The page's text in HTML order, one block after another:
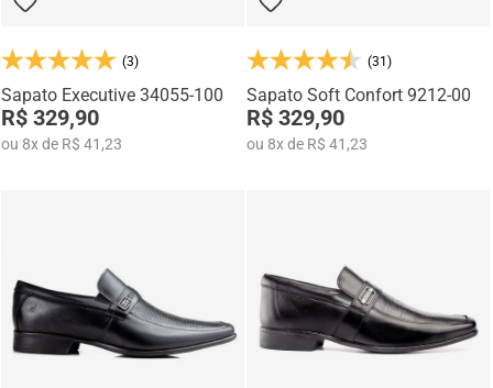
(3)
Sapato Executive 34055-100
R$ 329,90
ou 8xde R$ 41,23
(31)
Sapato Soft Confort 9212-00
R$ 329,90
ou 8xde R$ 41,23